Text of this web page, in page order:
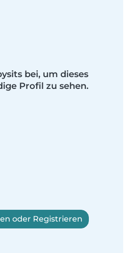
bei, um dieses
Profil zu sehen.
oder Registrieren